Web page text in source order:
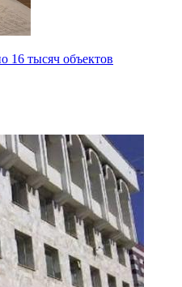
16 тысяч объектов